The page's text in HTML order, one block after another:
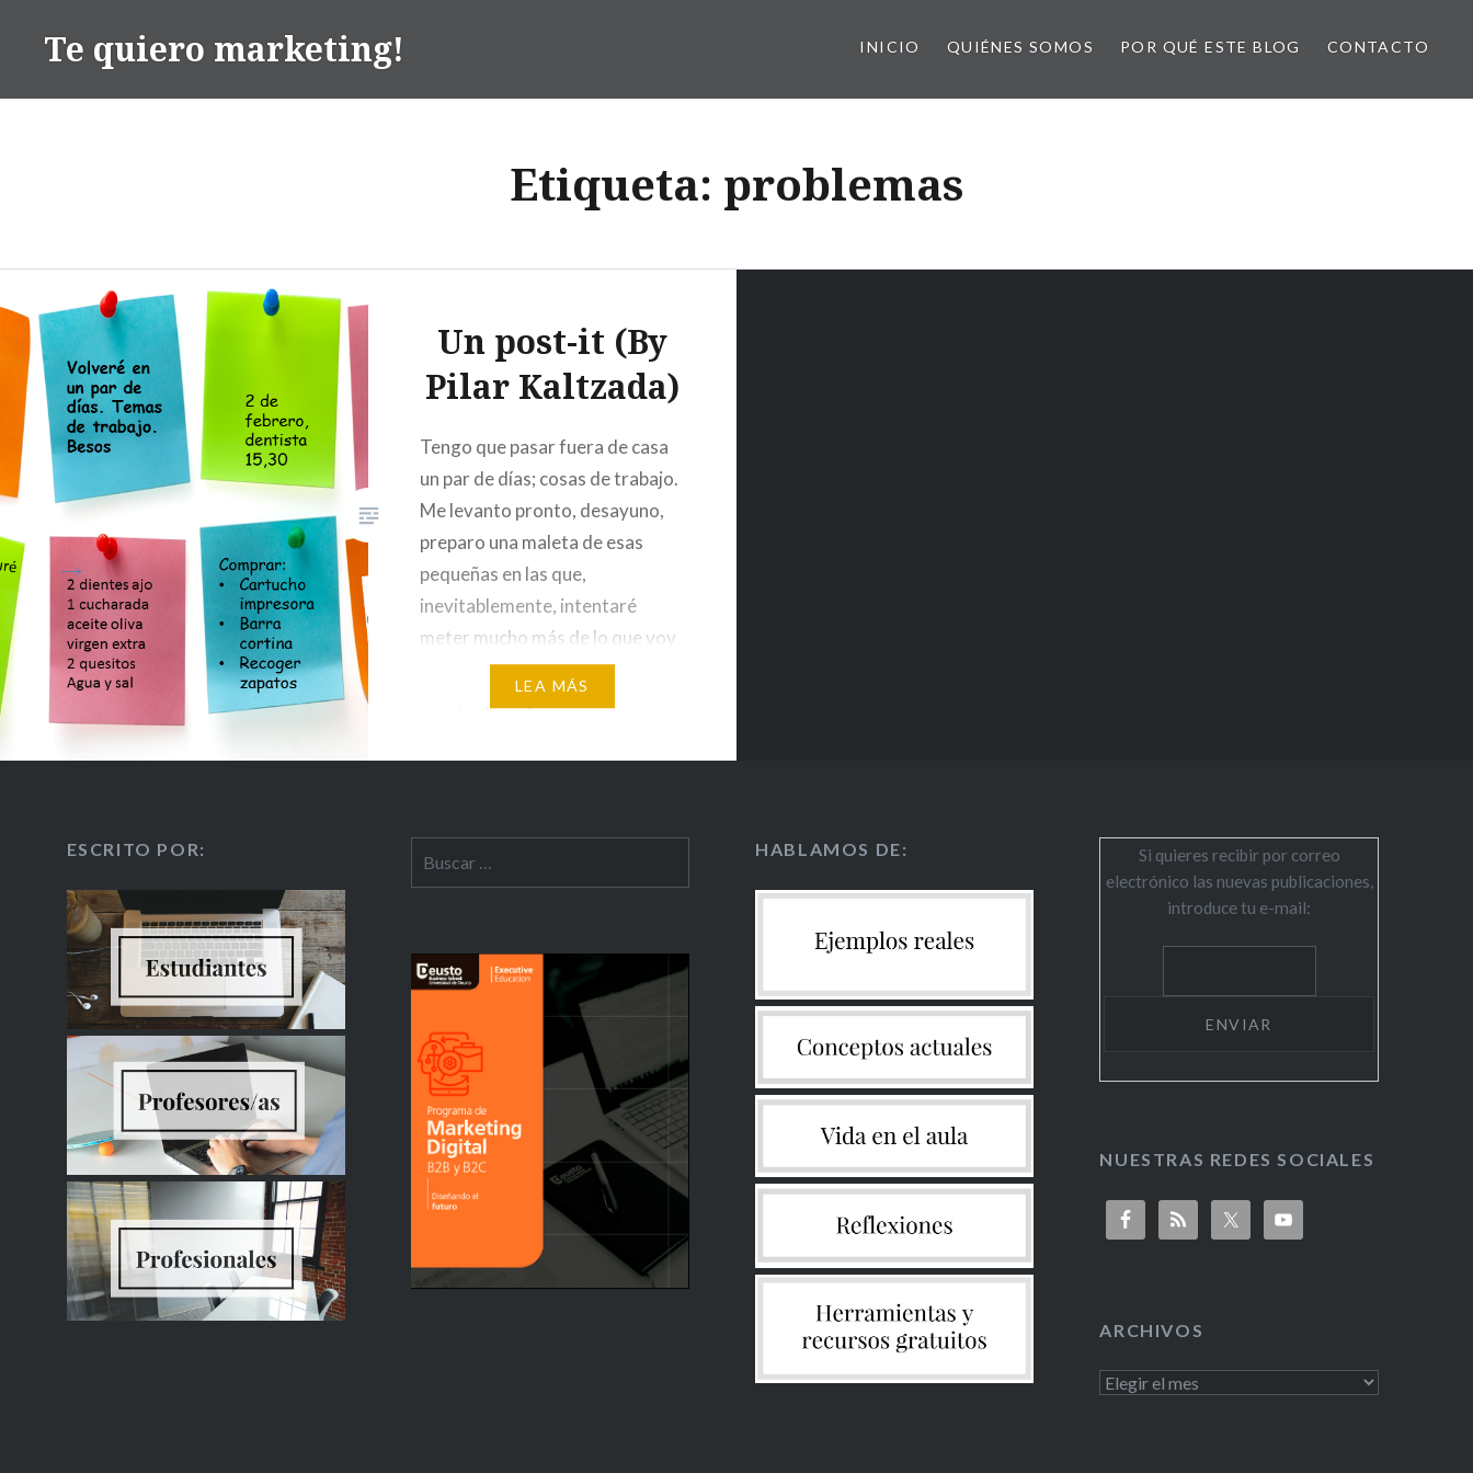
Te quiero marketing! INICIO QUIÉNES SOMOS POR QUÉ ESTE BLOG CONTACTO
Etiqueta: problemas
Un post-it (By
Pilar Kaltzada)
Tengo que pasar fuera de casa
un par de días; cosas de trabajo.
Me levanto pronto, desayuno,
preparo una maleta de esas
pequeñas en las que,
inevitablemente, intentaré
meter mucho más de lo que voy
a necesitar. Antes de salir de
de días. Temas…
LEA MÁS
ESCRITO POR: HABLAMOS DE:
Si quieres recibir por correo
electrónico las nuevas publicaciones,
introduce tu e-mail:
NUESTRAS REDES SOCIALES
ARCHIVOS